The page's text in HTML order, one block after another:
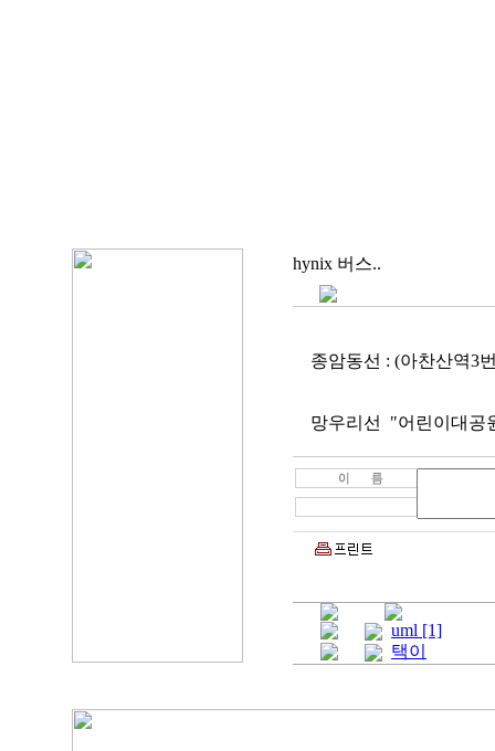
hynix 버스..
종암동선 : (아찬산역
망우리선 "어린이대
uml [1]
택이